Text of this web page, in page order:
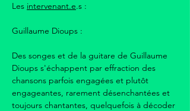
Les intervenant.e.s :
Guillaume Dioups :
Des songes et de la guitare de Guillaume
Dioups s'échappent par effraction des
chansons parfois engagées et plutôt
engageantes, rarement désenchantées et
toujours chantantes, quelquefois à décoder